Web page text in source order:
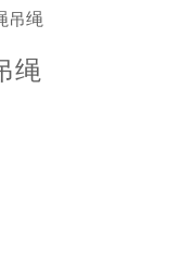
吊绳
绳